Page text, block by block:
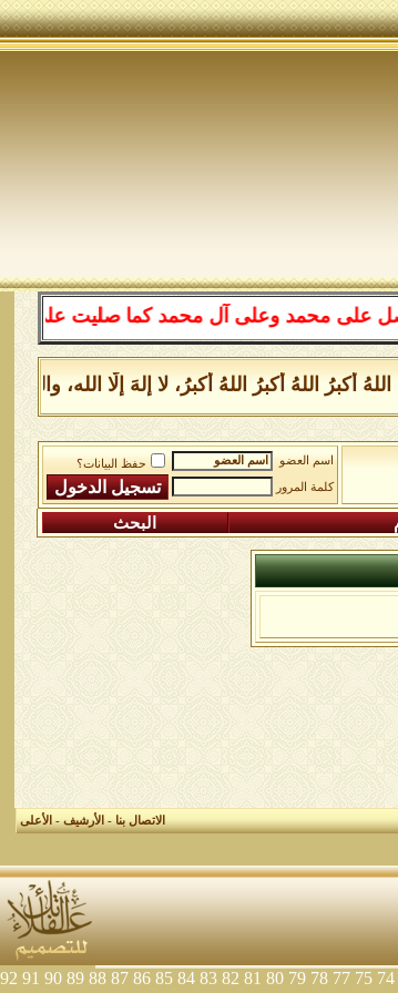
على محمد وعلى آل محمد كما صليت على
اللهُ أكبرُ اللهُ أكبرُ اللهُ أكبرُ، لا إلهَ إلَّا الله،
اسم العضو
حفظ البيانات؟
كلمة المرور
البحث
الاتصال بنا-الأرشيف-الأعلى
74
75
77
78
79
80
81
82
83
84
85
86
87
88
89
90
91
92